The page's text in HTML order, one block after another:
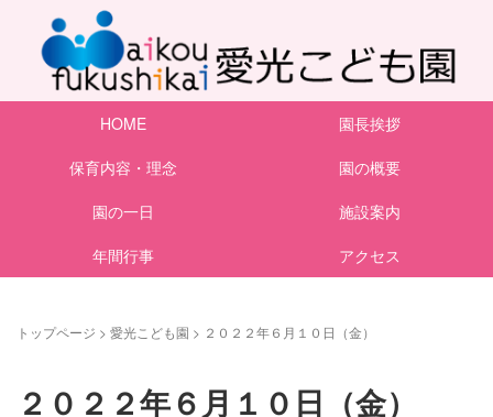
HOME
園長挨拶
保育内容・理念
園の概要
園の一日
施設案内
年間行事
アクセス
トップページ > 愛光こども園 > ２０２２年６月１０日（金）
２０２２年６月１０日（金）